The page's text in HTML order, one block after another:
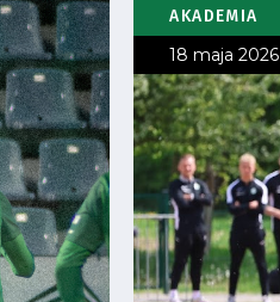
AKADEMIA
18 maja 2026